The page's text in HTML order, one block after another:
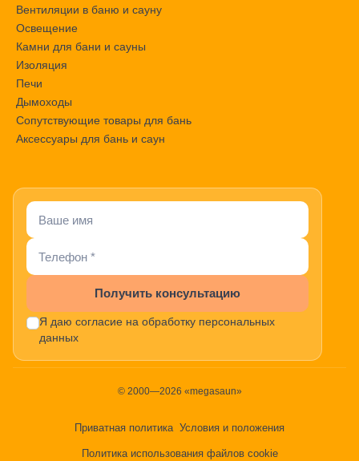
Вентиляции в баню и сауну
Освещение
Камни для бани и сауны
Изоляция
Печи
Дымоходы
Сопутствующие товары для бань
Аксессуары для бань и саун
Получить консультацию
Я даю согласие на обработку персональных
данных
© 2000—2026 «megasaun»
Приватная политика Условия и положения
Политика использования файлов cookie